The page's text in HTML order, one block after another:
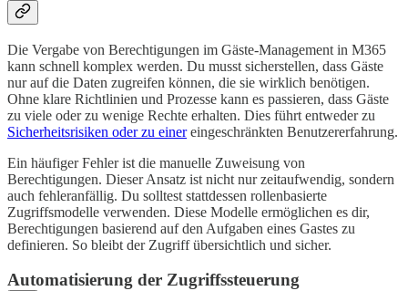
Die Vergabe von Berechtigungen im Gäste-Management in M365
kann schnell komplex werden. Du musst sicherstellen, dass Gäste
nur auf die Daten zugreifen können, die sie wirklich benötigen.
Ohne klare Richtlinien und Prozesse kann es passieren, dass Gäste
zu viele oder zu wenige Rechte erhalten. Dies führt entweder zu
Sicherheitsrisiken oder zu einereingeschränkten Benutzererfahrung.
Ein häufiger Fehler ist die manuelle Zuweisung von
Berechtigungen. Dieser Ansatz ist nicht nur zeitaufwendig, sondern
auch fehleranfällig. Du solltest stattdessen rollenbasierte
Zugriffsmodelle verwenden. Diese Modelle ermöglichen es dir,
Berechtigungen basierend auf den Aufgaben eines Gastes zu
definieren. So bleibt der Zugriff übersichtlich und sicher.
Automatisierung der Zugriffssteuerung